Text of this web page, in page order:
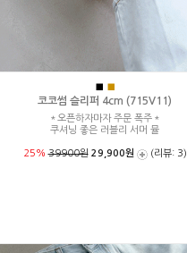
■ ■
코코썸 슬리퍼 4cm (715V11)
＊오픈하자마자 주문 폭주＊
쿠셔닝 좋은 러블리 서머 뮬
25%39900원 29,900원 (리뷰: 3)